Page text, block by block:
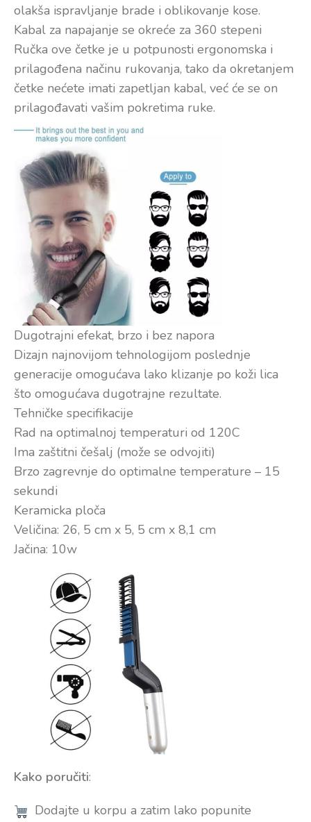
olakša ispravljanje brade i oblikovanje kose.
Kabal za napajanje se okreće za 360 stepeni
Ručka ove četke je u potpunosti ergonomska i
prilagođena načinu rukovanja, tako da okretanjem
četke nećete imati zapetljan kabal, već će se on
prilagođavati vašim pokretima ruke.
Dugotrajni efekat, brzo i bez napora
Dizajn najnovijom tehnologijom poslednje
generacije omogućava lako klizanje po koži lica
što omogućava dugotrajne rezultate.
Tehničke specifikacije
Rad na optimalnoj temperaturi od 120C
Ima zaštitni češalj (može se odvojiti)
Brzo zagrevnje do optimalne temperature – 15
sekundi
Keramicka ploča
Veličina: 26, 5 cm x 5, 5 cm x 8,1 cm
Jačina: 10w
Kako poručiti:
Dodajte u korpu a zatim lako popunite